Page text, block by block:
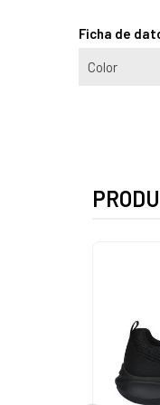
Ficha de
Color